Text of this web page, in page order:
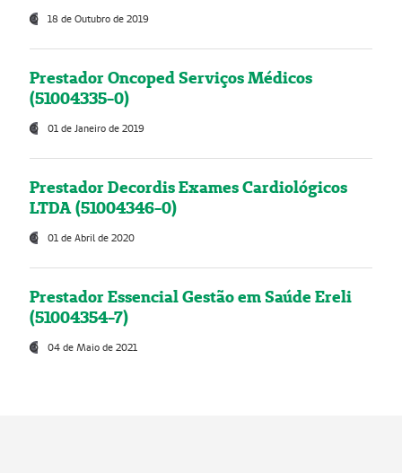
18 de Outubro de 2019
Prestador Oncoped Serviços Médicos
(51004335-0)
01 de Janeiro de 2019
Prestador Decordis Exames Cardiológicos
LTDA (51004346-0)
01 de Abril de 2020
Prestador Essencial Gestão em Saúde Ereli
(51004354-7)
04 de Maio de 2021